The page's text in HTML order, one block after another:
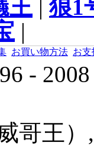
王|狼1
|
お買い物方法 お支
-
哥王